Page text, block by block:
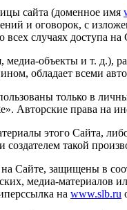
сайта (доменное имя
и оговорок, с
случаях доступа
медиа-объекты и т. д.),
обладает всеми
только в
Авторские права на
этого Сайта,
такой
Сайте, защищены в
медиа-материалов
на www.slb.ru